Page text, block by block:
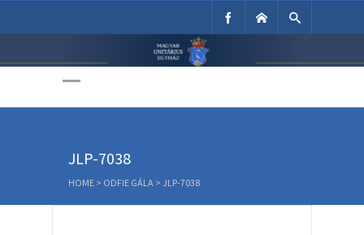
Unitárius Egyház
JLP-7038
HOME > ODFIE GÁLA > JLP-7038